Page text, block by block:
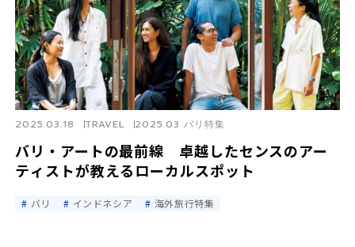
バリ・アートの最前線 卓越したセンスのアー
ティストが教えるローカルスポット
2025.03.18 TRAVEL 2025.03 バリ特集
バリ インドネシア 海外旅行特集